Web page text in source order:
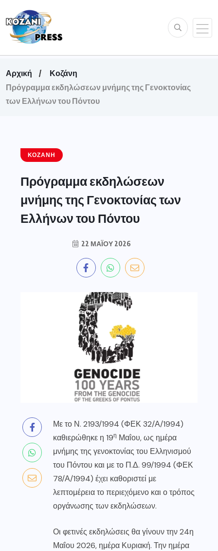
Αρχική
Κοζάνη
Πρόγραμμα εκδηλώσεων μνήμης της Γενοκτονίας
των Ελλήνων του Πόντου
ΚΟΖΆΝΗ
Πρόγραμμα εκδηλώσεων
μνήμης της Γενοκτονίας των
Ελλήνων του Πόντου
22 ΜΑΪ́ΟΥ 2026
Με το Ν. 2193/1994 (ΦΕΚ 32/Α/1994)
καθιερώθηκε η 19η Μαΐου, ως ημέρα
μνήμης της γενοκτονίας του Ελληνισμού
του Πόντου και με το Π.Δ. 99/1994 (ΦΕΚ
78/Α/1994) έχει καθοριστεί με
λεπτομέρεια το περιεχόμενο και ο τρόπος
οργάνωσης των εκδηλώσεων.
Οι φετινές εκδηλώσεις θα γίνουν την 24η
Μαΐου 2026, ημέρα Κυριακή. Την ημέρα